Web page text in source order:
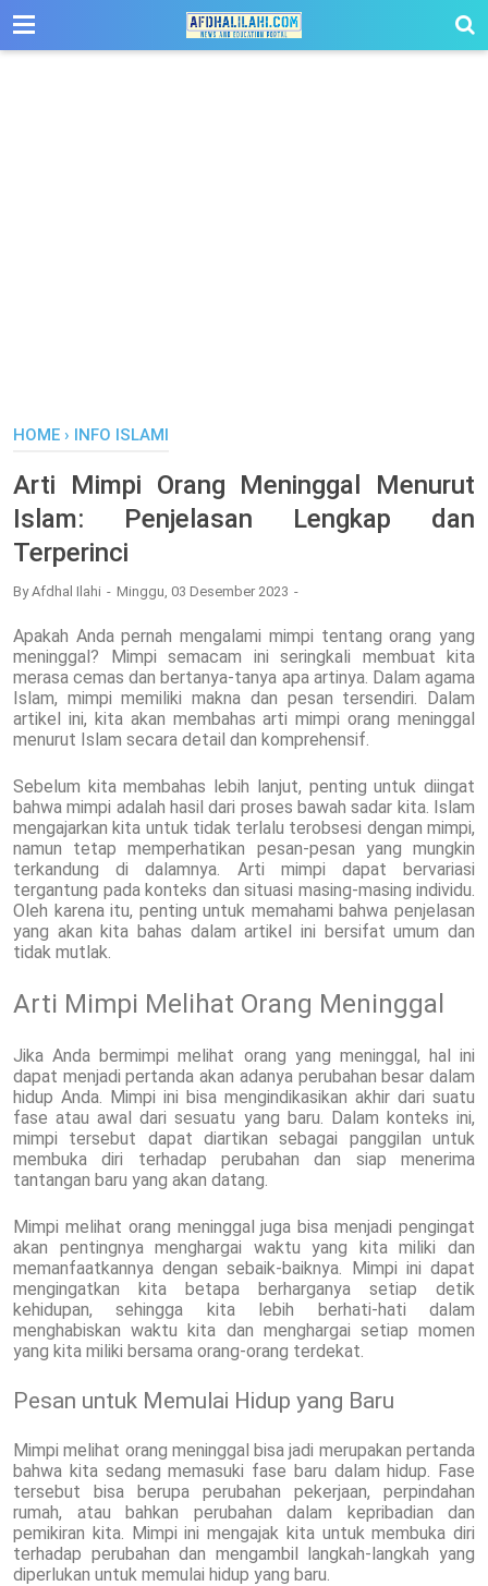
-->
HOME › INFO ISLAMI
Arti Mimpi Orang Meninggal Menurut
Islam: Penjelasan Lengkap dan
Terperinci
ByAfdhal Ilahi Minggu, 03 Desember 2023
Apakah Anda pernah mengalami mimpi tentang orang yang
meninggal? Mimpi semacam ini seringkali membuat kita
merasa cemas dan bertanya-tanya apa artinya. Dalam agama
Islam, mimpi memiliki makna dan pesan tersendiri. Dalam
artikel ini, kita akan membahas arti mimpi orang meninggal
menurut Islam secara detail dan komprehensif.
Sebelum kita membahas lebih lanjut, penting untuk diingat
bahwa mimpi adalah hasil dari proses bawah sadar kita. Islam
mengajarkan kita untuk tidak terlalu terobsesi dengan mimpi,
namun tetap memperhatikan pesan-pesan yang mungkin
terkandung di dalamnya. Arti mimpi dapat bervariasi
tergantung pada konteks dan situasi masing-masing individu.
Oleh karena itu, penting untuk memahami bahwa penjelasan
yang akan kita bahas dalam artikel ini bersifat umum dan
tidak mutlak.
Arti Mimpi Melihat Orang Meninggal
Jika Anda bermimpi melihat orang yang meninggal, hal ini
dapat menjadi pertanda akan adanya perubahan besar dalam
hidup Anda. Mimpi ini bisa mengindikasikan akhir dari suatu
fase atau awal dari sesuatu yang baru. Dalam konteks ini,
mimpi tersebut dapat diartikan sebagai panggilan untuk
membuka diri terhadap perubahan dan siap menerima
tantangan baru yang akan datang.
Mimpi melihat orang meninggal juga bisa menjadi pengingat
akan pentingnya menghargai waktu yang kita miliki dan
memanfaatkannya dengan sebaik-baiknya. Mimpi ini dapat
mengingatkan kita betapa berharganya setiap detik
kehidupan, sehingga kita lebih berhati-hati dalam
menghabiskan waktu kita dan menghargai setiap momen
yang kita miliki bersama orang-orang terdekat.
Pesan untuk Memulai Hidup yang Baru
Mimpi melihat orang meninggal bisa jadi merupakan pertanda
bahwa kita sedang memasuki fase baru dalam hidup. Fase
tersebut bisa berupa perubahan pekerjaan, perpindahan
rumah, atau bahkan perubahan dalam kepribadian dan
pemikiran kita. Mimpi ini mengajak kita untuk membuka diri
terhadap perubahan dan mengambil langkah-langkah yang
diperlukan untuk memulai hidup yang baru.